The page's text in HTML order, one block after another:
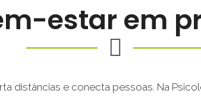
estar em
distâncias e conecta pessoas. Na